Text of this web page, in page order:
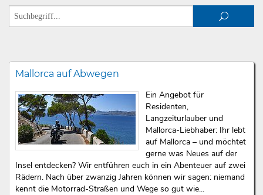
Mallorca auf Abwegen
Ein Angebot für
Residenten,
Langzeiturlauber und
Mallorca-Liebhaber: Ihr lebt
auf Mallorca – und möchtet
gerne was Neues auf der
Insel entdecken? Wir entführen euch in ein Abenteuer auf zwei
Rädern. Nach über zwanzig Jahren können wir sagen: niemand
kennt die Motorrad-Straßen und Wege so gut wie...